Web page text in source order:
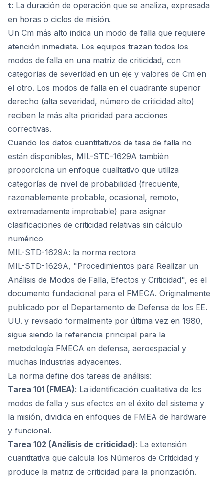
t: La duración de operación que se analiza, expresada
en horas o ciclos de misión.
Un Cm más alto indica un modo de falla que requiere
atención inmediata. Los equipos trazan todos los
modos de falla en una matriz de criticidad, con
categorías de severidad en un eje y valores de Cm en
el otro. Los modos de falla en el cuadrante superior
derecho (alta severidad, número de criticidad alto)
reciben la más alta prioridad para acciones
correctivas.
Cuando los datos cuantitativos de tasa de falla no
están disponibles, MIL-STD-1629A también
proporciona un enfoque cualitativo que utiliza
categorías de nivel de probabilidad (frecuente,
razonablemente probable, ocasional, remoto,
extremadamente improbable) para asignar
clasificaciones de criticidad relativas sin cálculo
numérico.
MIL-STD-1629A: la norma rectora
MIL-STD-1629A, "Procedimientos para Realizar un
Análisis de Modos de Falla, Efectos y Criticidad", es el
documento fundacional para el FMECA. Originalmente
publicado por el Departamento de Defensa de los EE.
UU. y revisado formalmente por última vez en 1980,
sigue siendo la referencia principal para la
metodología FMECA en defensa, aeroespacial y
muchas industrias adyacentes.
La norma define dos tareas de análisis:
Tarea 101 (FMEA): La identificación cualitativa de los
modos de falla y sus efectos en el éxito del sistema y
la misión, dividida en enfoques de FMEA de hardware
y funcional.
Tarea 102 (Análisis de criticidad): La extensión
cuantitativa que calcula los Números de Criticidad y
produce la matriz de criticidad para la priorización.